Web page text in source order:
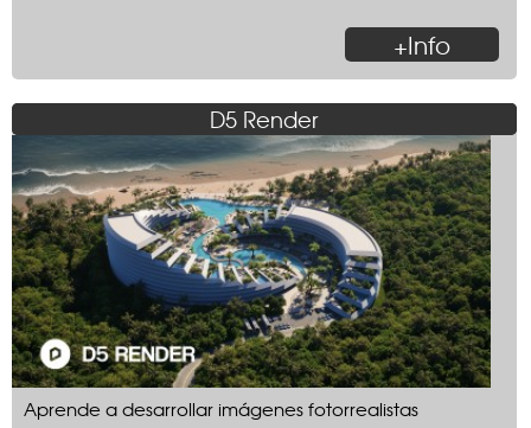
+Info
D5 Render
Aprende a desarrollar imágenes fotorrealistas